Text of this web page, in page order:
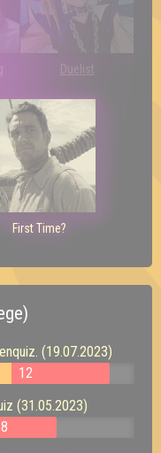
Duelist
First Time?
(19.07.2023)
12
(31.05.2023)
8